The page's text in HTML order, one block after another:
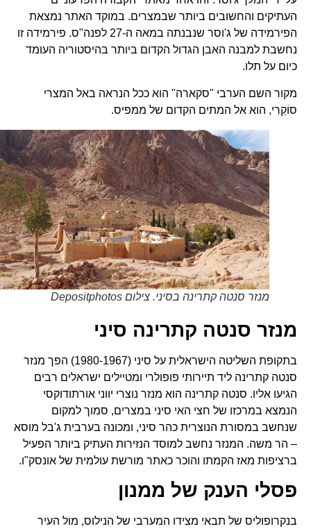
העתיקים והחשובים ביותר שבמצרים. במוקד האתר נמצאת
הפירמידה של ג'וסר שנבנתה במאה ה-27 לפנה"ס. פירמידה זו
נחשבת למבנה האבן הגדול הקדום ביותר בהיסטוריה העומד
כיום על תלו.
מקור השם הערבי "סקארה" הוא ככל הנראה באל המצרי
סוֹקַרִי, הוא אל המתים הקדום של ממפיס.
מנזר סנטה קתרינה בסיני. צילום Depositphotos
מנזר סנטה קתרינה סיני
בתקופת השליטה הישראלית על סיני (1980-1967) הפך מנזר
סנטה קתרינה ליד תיירותי פופולרי ומטיילים ישראלים רבים
הגיעו אליו. סנטה קתרינה הוא מנזר נוצרי יווני אורתודוקסי
הנמצא במרכזו של חצי האי סיני במצרים, סמוך למקום
שנחשב במסורת הנוצרית כהר סיני, ומכונה בערבית ג'בל מוסא
– הר משה. המנזר נחשב למוסד הנזירות העתיק ביותר הפעיל
ברציפות מאז הקמתו והוכר כאתר מורשת עולמית של אונסק"ו.
פסלי הענק של ממנון
בנקרופוליס של תבאי מצידו המערבי של הנילוס, מול העיר